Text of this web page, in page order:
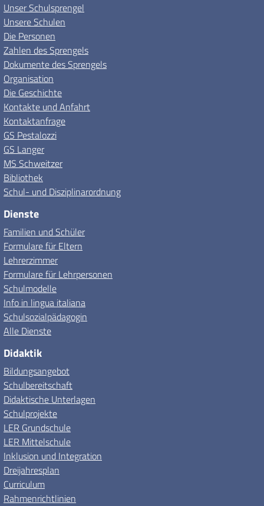
Unser Schulsprengel
Unsere Schulen
Die Personen
Zahlen des Sprengels
Dokumente des Sprengels
Organisation
Die Geschichte
Kontakte und Anfahrt
Kontaktanfrage
GS Pestalozzi
GS Langer
MS Schweitzer
Bibliothek
Schul- und Disziplinarordnung
Dienste
Familien und Schüler
Formulare für Eltern
Lehrerzimmer
Formulare für Lehrpersonen
Schulmodelle
Info in lingua italiana
Schulsozialpädagogin
Alle Dienste
Didaktik
Bildungsangebot
Schulbereitschaft
Didaktische Unterlagen
Schulprojekte
LER Grundschule
LER Mittelschule
Inklusion und Integration
Dreijahresplan
Curriculum
Rahmenrichtlinien